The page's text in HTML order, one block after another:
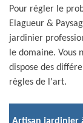
Pour régler le
Elagueur &
jardinier
le domaine. Vous
dispose des
règles de l'art.